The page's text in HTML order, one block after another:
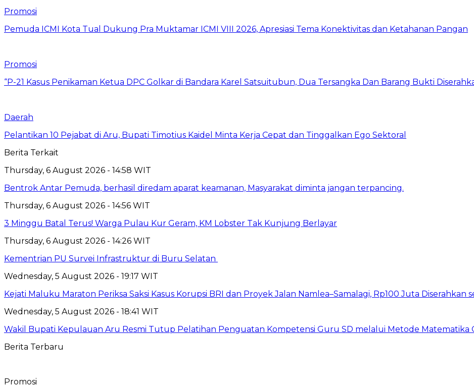
Promosi
Pemuda ICMI Kota Tual Dukung Pra Muktamar ICMI VIII 2026, Apresiasi Tema Konektivitas dan Ketahanan Pangan
Promosi
“P-21 Kasus Penikaman Ketua DPC Golkar di Bandara Karel Satsuitubun, Dua Tersangka Dan Barang Bukti
Daerah
Pelantikan 10 Pejabat di Aru, Bupati Timotius Kaidel Minta Kerja Cepat dan Tinggalkan Ego Sektoral
Berita Terkait
Thursday, 6 August 2026 - 14:58 WIT
Bentrok Antar Pemuda, berhasil diredam aparat keamanan, Masyarakat diminta jangan terpancing.
Thursday, 6 August 2026 - 14:56 WIT
3 Minggu Batal Terus! Warga Pulau Kur Geram, KM Lobster Tak Kunjung Berlayar
Thursday, 6 August 2026 - 14:26 WIT
Kementrian PU Survei Infrastruktur di Buru Selatan
Wednesday, 5 August 2026 - 19:17 WIT
Kejati Maluku Maraton Periksa Saksi Kasus Korupsi BRI dan Proyek Jalan Namlea–Samalagi, Rp100 Juta Diserahkan
Wednesday, 5 August 2026 - 18:41 WIT
Wakil Bupati Kepulauan Aru Resmi Tutup Pelatihan Penguatan Kompetensi Guru SD melalui Metode Matematika
Berita Terbaru
Promosi